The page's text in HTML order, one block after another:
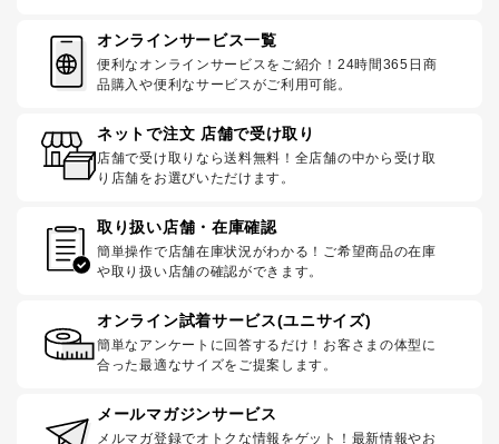
オンラインサービス一覧
便利なオンラインサービスをご紹介！24時間365日商
品購入や便利なサービスがご利用可能。
ネットで注文 店舗で受け取り
店舗で受け取りなら送料無料！全店舗の中から受け取
り店舗をお選びいただけます。
取り扱い店舗・在庫確認
簡単操作で店舗在庫状況がわかる！ご希望商品の在庫
や取り扱い店舗の確認ができます。
オンライン試着サービス(ユニサイズ)
簡単なアンケートに回答するだけ！お客さまの体型に
合った最適なサイズをご提案します。
メールマガジンサービス
メルマガ登録でオトクな情報をゲット！最新情報やお